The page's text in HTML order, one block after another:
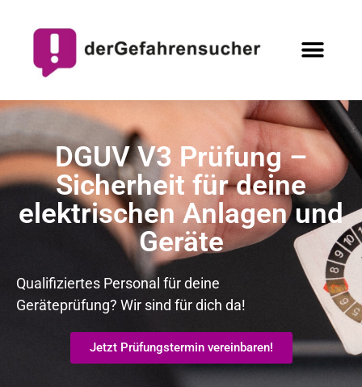
DGUV V3 Prüfung –
Sicherheit für deine
elektrischen Anlagen und
Geräte
Qualifiziertes Personal für deine
Geräteprüfung? Wir sind für dich da!
Jetzt Prüfungstermin vereinbaren!